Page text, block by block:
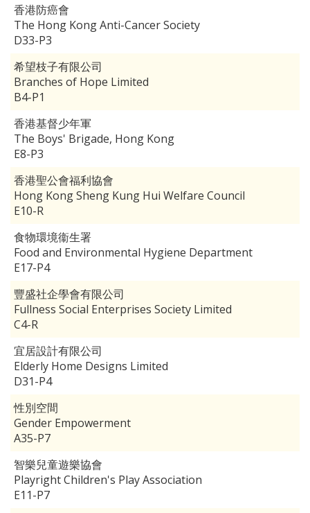
香港防癌會
The Hong Kong Anti-Cancer Society
D33-P3
希望枝子有限公司
Branches of Hope Limited
B4-P1
香港基督少年軍
The Boys' Brigade, Hong Kong
E8-P3
香港聖公會福利協會
Hong Kong Sheng Kung Hui Welfare Council
E10-R
食物環境衞生署
Food and Environmental Hygiene Department
E17-P4
豐盛社企學會有限公司
Fullness Social Enterprises Society Limited
C4-R
宜居設計有限公司
Elderly Home Designs Limited
D31-P4
性別空間
Gender Empowerment
A35-P7
智樂兒童遊樂協會
Playright Children's Play Association
E11-P7